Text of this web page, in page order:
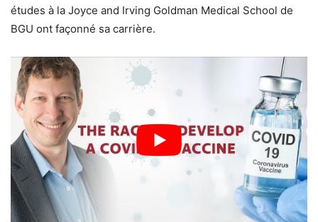
études à la Joyce and Irving Goldman Medical School de
BGU ont façonné sa carrière.